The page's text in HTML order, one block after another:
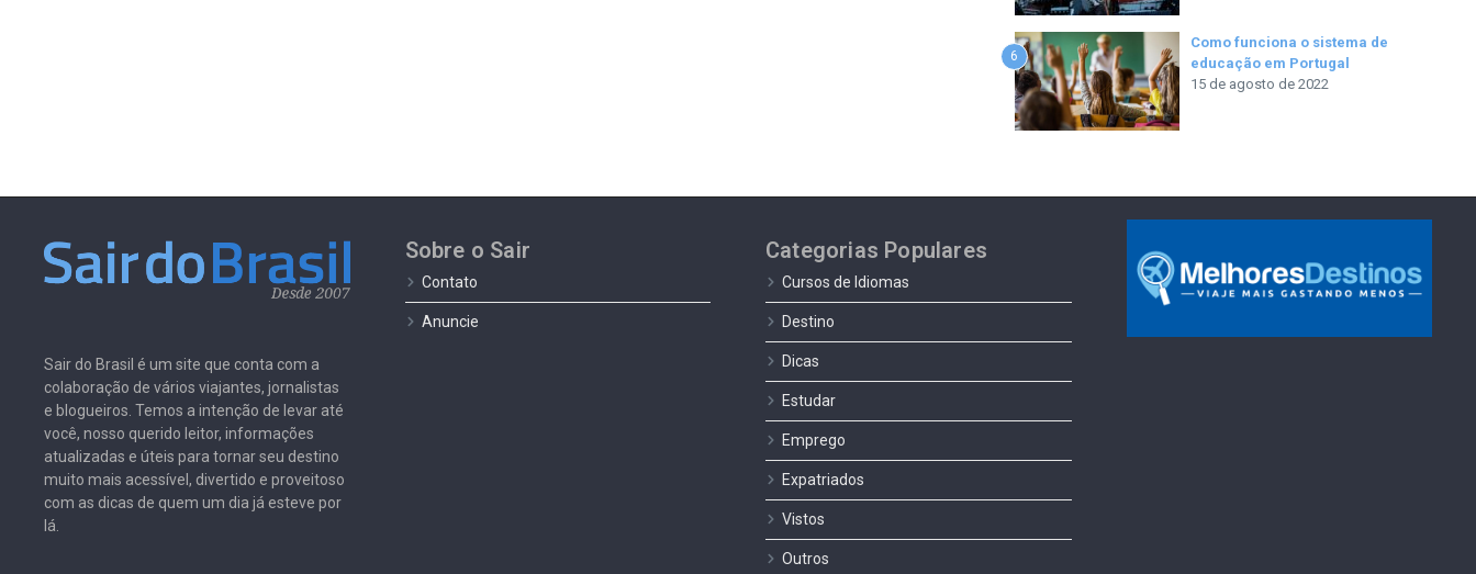
6
Como funciona o sistema de
educação em Portugal
15 de agosto de 2022
Sair do Brasil é um site que conta com a
colaboração de vários viajantes, jornalistas
e blogueiros. Temos a intenção de levar até
você, nosso querido leitor, informações
atualizadas e úteis para tornar seu destino
muito mais acessível, divertido e proveitoso
com as dicas de quem um dia já esteve por
lá.
Sobre o Sair
Contato
Anuncie
Categorias Populares
Cursos de Idiomas
Destino
Dicas
Estudar
Emprego
Expatriados
Vistos
Outros